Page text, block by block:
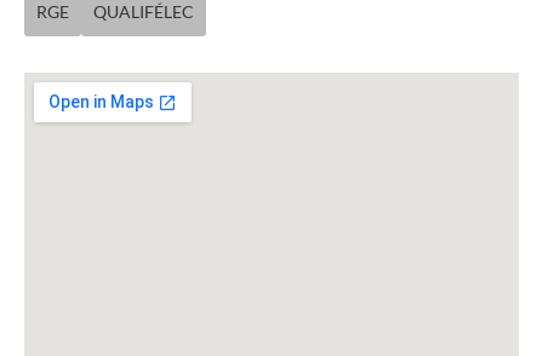
RGE QUALIFÉLEC